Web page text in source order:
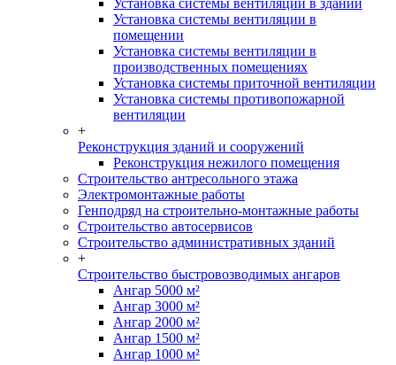
Установка системы вентиляции в здании
Установка системы вентиляции в
помещении
Установка системы вентиляции в
производственных помещениях
Установка системы приточной вентиляции
Установка системы противопожарной
вентиляции
+
Реконструкция зданий и сооружений
Реконструкция нежилого помещения
Строительство антресольного этажа
Электромонтажные работы
Генподряд на строительно-монтажные работы
Строительство автосервисов
Строительство административных зданий
+
Строительство быстровозводимых ангаров
Ангар 5000 м²
Ангар 3000 м²
Ангар 2000 м²
Ангар 1500 м²
Ангар 1000 м²